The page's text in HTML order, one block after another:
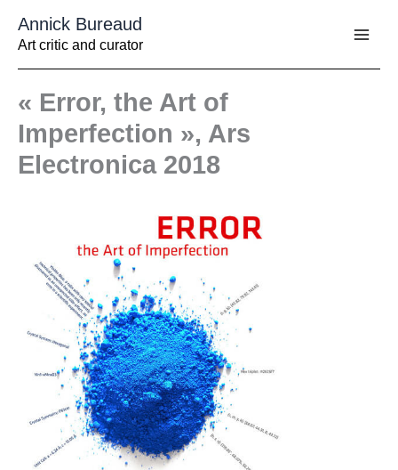
contenu
Annick Bureaud
Art critic and curator
« Error, the Art of
Imperfection », Ars
Electronica 2018